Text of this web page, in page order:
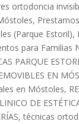
ortodoncia
,
(Parque Estoril),
para
PARQUE
EN
en Móstoles,
DE
,técnicas